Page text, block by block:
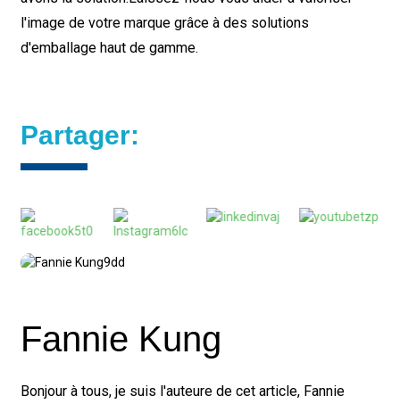
l'image de votre marque grâce à des solutions
d'emballage haut de gamme.
Partager:
Fannie Kung
Bonjour à tous, je suis l'auteure de cet article, Fannie